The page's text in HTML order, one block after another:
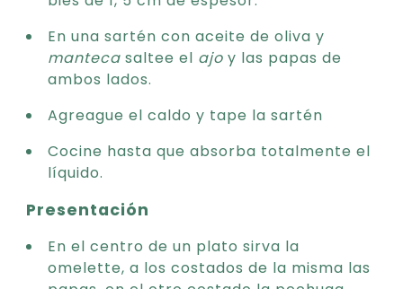
En una sartén con aceite de oliva y
manteca saltee el ajo y las papas de
ambos lados.
Agreague el caldo y tape la sartén
Cocine hasta que absorba totalmente el
líquido.
Presentación
En el centro de un plato sirva la
omelette, a los costados de la misma las